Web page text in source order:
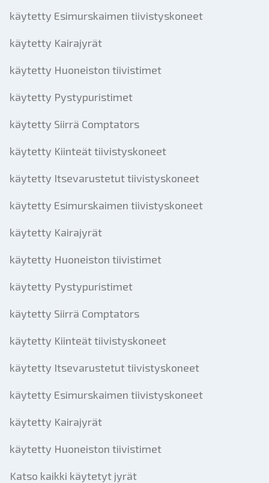
käytetty Esimurskaimen tiivistyskoneet
käytetty Kairajyrät
käytetty Huoneiston tiivistimet
käytetty Pystypuristimet
käytetty Siirrä Comptators
käytetty Kiinteät tiivistyskoneet
käytetty Itsevarustetut tiivistyskoneet
käytetty Esimurskaimen tiivistyskoneet
käytetty Kairajyrät
käytetty Huoneiston tiivistimet
käytetty Pystypuristimet
käytetty Siirrä Comptators
käytetty Kiinteät tiivistyskoneet
käytetty Itsevarustetut tiivistyskoneet
käytetty Esimurskaimen tiivistyskoneet
käytetty Kairajyrät
käytetty Huoneiston tiivistimet
Katso kaikki käytetyt jyrät